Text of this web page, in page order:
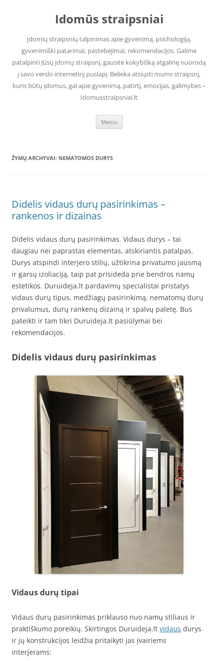
Idomūs straipsniai
Įdomių straipsnių talpinimas apie gyvenimą, psichologiją,
gyvenimiški patarimai, pastebėjimai, rekomendacijos. Galime
patalpinti Jūsų įdomų straipsnį, gausite kokybišką atgalinę nuorodą
į savo verslo internetinį puslapį. Belieka atsiųsti mums straipsnį,
kuris būtų įdomus, gal apie gyvenimą, patirtį, emocijas, galimybes –
Idomusstraipsniai.lt
Meniu
ŽYMŲ ARCHYVAI: NEMATOMOS DURYS
Didelis vidaus durų pasirinkimas –
rankenos ir dizainas
Didelis vidaus durų pasirinkimas. Vidaus durys – tai
daugiau nei paprastas elementas, atskiriantis patalpas.
Durys atspindi interjero stilių, užtikrina privatumo jausmą
ir garsų izoliaciją, taip pat prisideda prie bendros namų
estetikos. Duruideja.lt pardavimų specialistai pristatys
vidaus durų tipus, medžiagų pasirinkimą, nematomų durų
privalumus, durų rankenų dizainą ir spalvų paletę. Bus
pateikti ir tam tikri Duruideja.lt pasiūlymai bei
rekomendacijos.
Didelis vidaus durų pasirinkimas
Vidaus durų tipai
Vidaus durų pasirinkimas priklauso nuo namų stiliaus ir
praktiškumo poreikių. Skirtingos Duruideja.lt vidaus durys
ir jų konstrukcijos leidžia pritaikyti jas įvairiems
interjerams: